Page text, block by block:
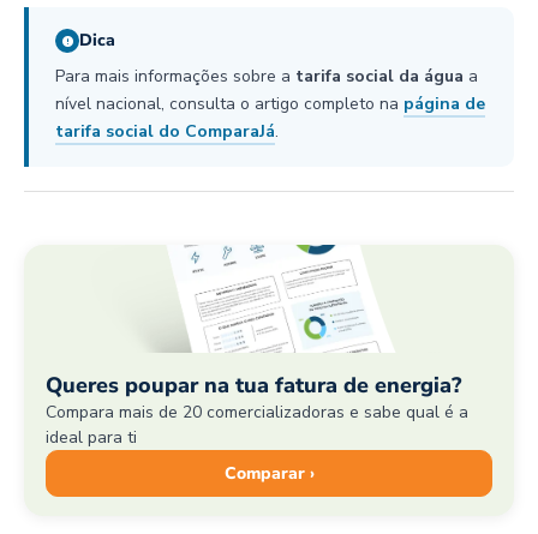
Dica
Para mais informações sobre a tarifa social da água a
nível nacional, consulta o artigo completo na página de
tarifa social do ComparaJá.
Queres poupar na tua fatura de energia?
Compara mais de 20 comercializadoras e sabe qual é a
ideal para ti
Comparar ›